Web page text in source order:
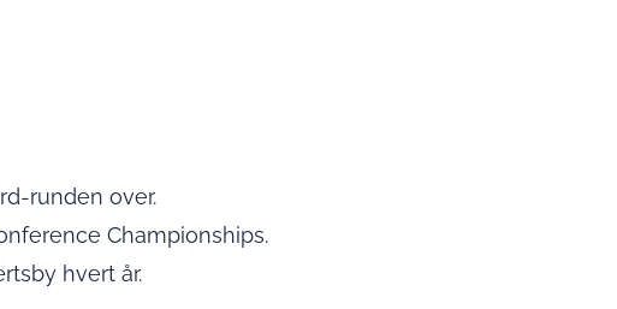
runden over.
Championships.
hvert år.